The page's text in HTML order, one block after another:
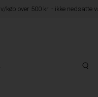
v/køb over 500 kr. - ikke nedsatte